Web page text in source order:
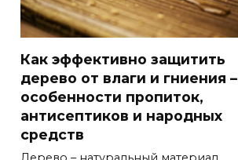
Как эффективно защитить
дерево от влаги и гниения –
особенности пропиток,
антисептиков и народных
средств